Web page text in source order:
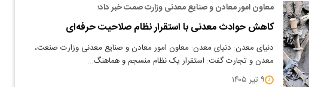
معاون امور معادن و صنایع معدنی وزارت صمت خبر داد؛
کاهش حوادث معدنی با استقرار نظام صلاحیت حرفه‌ای
دنیای معدن: دنیای معدن: معاون امور معادن و صنایع معدنی وزارت صنعت،
معدن و تجارت گفت: استقرار یک نظام منسجم و هماهنگ…
۹ تیر ۱۴۰۵